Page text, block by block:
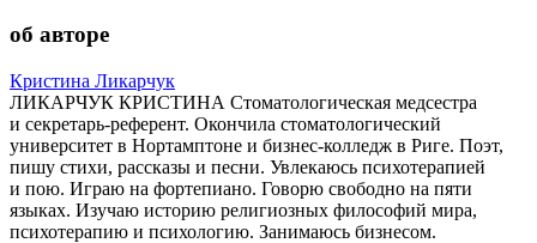
об авторе
Кристина Ликарчук
ЛИКАРЧУК КРИСТИНА Стоматологическая медсестра
и секретарь-референт. Окончила стоматологический
университет в Нортамптоне и бизнес-колледж в Риге. Поэт,
пишу стихи, рассказы и песни. Увлекаюсь психотерапией
и пою. Играю на фортепиано. Говорю свободно на пяти
языках. Изучаю историю религиозных философий мира,
психотерапию и психологию. Занимаюсь бизнесом.